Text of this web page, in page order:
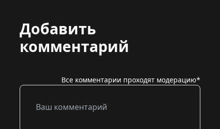
Добавить
комментарий
Все комментарии проходят модерацию*